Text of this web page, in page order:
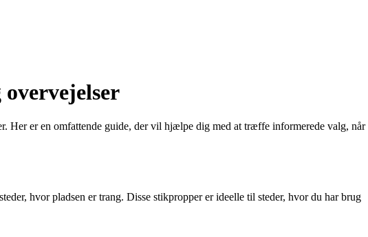
Her er en omfattende guide, der vil hjælpe dig med at træffe informerede valg, når
hvor pladsen er trang. Disse stikpropper er ideelle til steder, hvor du har brug